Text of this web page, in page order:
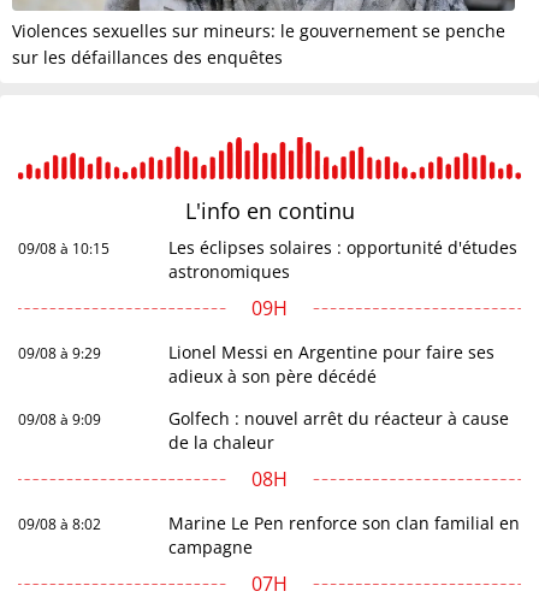
Violences sexuelles sur mineurs: le gouvernement se penche
sur les défaillances des enquêtes
L'info en continu
09/08 à 10:15
Les éclipses solaires : opportunité d'études
astronomiques
09H
09/08 à 9:29
Lionel Messi en Argentine pour faire ses
adieux à son père décédé
09/08 à 9:09
Golfech : nouvel arrêt du réacteur à cause
de la chaleur
08H
09/08 à 8:02
Marine Le Pen renforce son clan familial en
campagne
07H